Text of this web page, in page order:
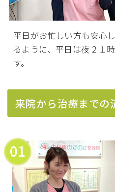
平日がお忙しい方も安心
るように、平日は夜２１
す。
来院から治療までの
01